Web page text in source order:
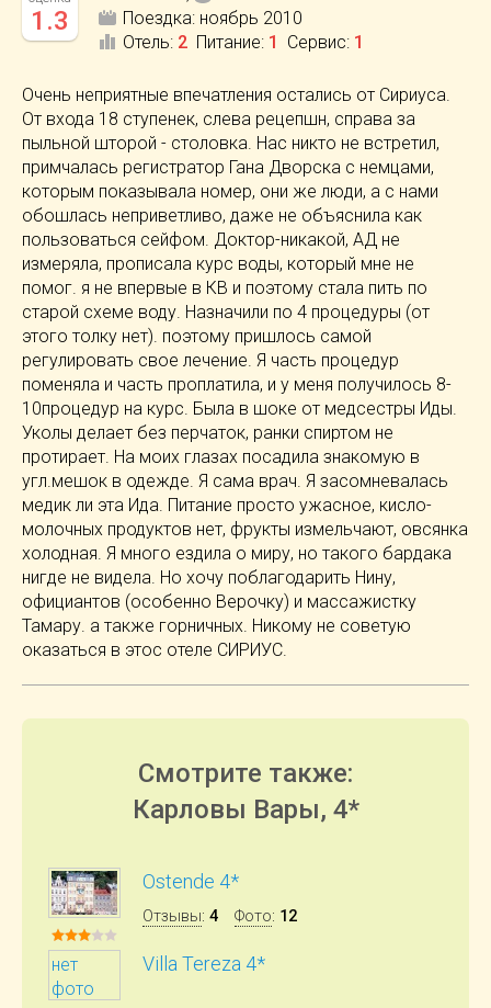
1.3
Поездка: ноябрь 2010
Отель: 2 Питание: 1 Сервис: 1
Очень неприятные впечатления остались от Сириуса.
От входа 18 ступенек, слева рецепшн, справа за
пыльной шторой - столовка. Нас никто не встретил,
примчалась регистратор Гана Дворска с немцами,
которым показывала номер, они же люди, а с нами
обошлась неприветливо, даже не объяснила как
пользоваться сейфом. Доктор-никакой, АД не
измеряла, прописала курс воды, который мне не
помог. я не впервые в КВ и поэтому стала пить по
старой схеме воду. Назначили по 4 процедуры (от
этого толку нет). поэтому пришлось самой
регулировать свое лечение. Я часть процедур
поменяла и часть проплатила, и у меня получилось 8-
10процедур на курс. Была в шоке от медсестры Иды.
Уколы делает без перчаток, ранки спиртом не
протирает. На моих глазах посадила знакомую в
угл.мешок в одежде. Я сама врач. Я засомневалась
медик ли эта Ида. Питание просто ужасное, кисло-
молочных продуктов нет, фрукты измельчают, овсянка
холодная. Я много ездила о миру, но такого бардака
нигде не видела. Но хочу поблагодарить Нину,
официантов (особенно Верочку) и массажистку
Тамару. а также горничных. Никому не советую
оказаться в этос отеле СИРИУС.
Смотрите также:
Карловы Вары, 4*
Ostende 4*
Отзывы: 4 Фото: 12
нет
фото
Villa Tereza 4*